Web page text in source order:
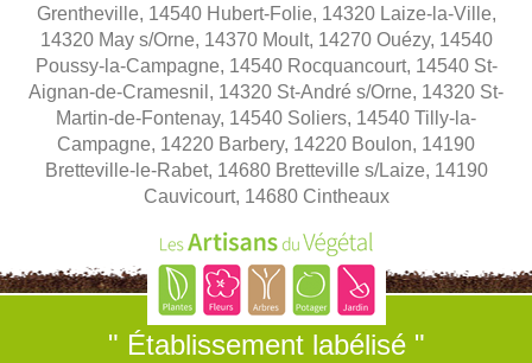
Grentheville, 14540 Hubert-Folie, 14320 Laize-la-Ville,
14320 May s/Orne, 14370 Moult, 14270 Ouézy, 14540
Poussy-la-Campagne, 14540 Rocquancourt, 14540 St-
Aignan-de-Cramesnil, 14320 St-André s/Orne, 14320 St-
Martin-de-Fontenay, 14540 Soliers, 14540 Tilly-la-
Campagne, 14220 Barbery, 14220 Boulon, 14190
Bretteville-le-Rabet, 14680 Bretteville s/Laize, 14190
Cauvicourt, 14680 Cintheaux
" Établissement labélisé "